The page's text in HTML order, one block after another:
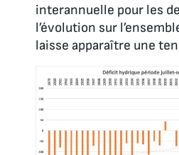
interannuelle pour les
l’évolution sur
laisse apparaître une